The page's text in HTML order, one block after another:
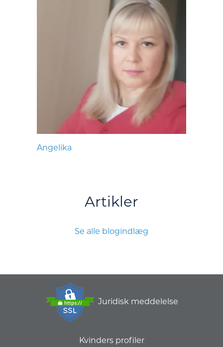
Angelika
Artikler
Se alle blogindlæg
Juridisk meddelelse
Kvinders profiler